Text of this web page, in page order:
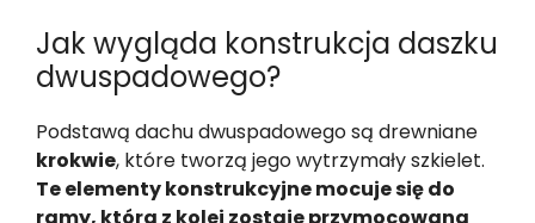
Jak wygląda konstrukcja daszku
dwuspadowego?
Podstawą dachu dwuspadowego są drewniane
krokwie, które tworzą jego wytrzymały szkielet.
Te elementy konstrukcyjne mocuje się do